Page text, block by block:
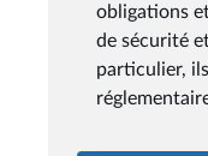
obligations
de sécurité
particulier,